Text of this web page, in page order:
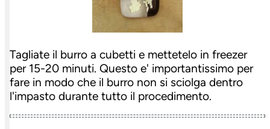
Tagliate il burro a cubetti e mettetelo in freezer
per 15-20 minuti. Questo e' importantissimo per
fare in modo che il burro non si sciolga dentro
l'impasto durante tutto il procedimento.